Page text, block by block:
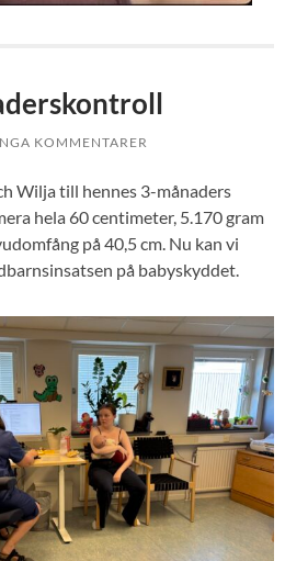
KOMMENTARER
Wilja till hennes 3-månaders
hela 60 centimeter, 5.170 gram
på 40,5 cm. Nu kan vi
på babyskyddet.